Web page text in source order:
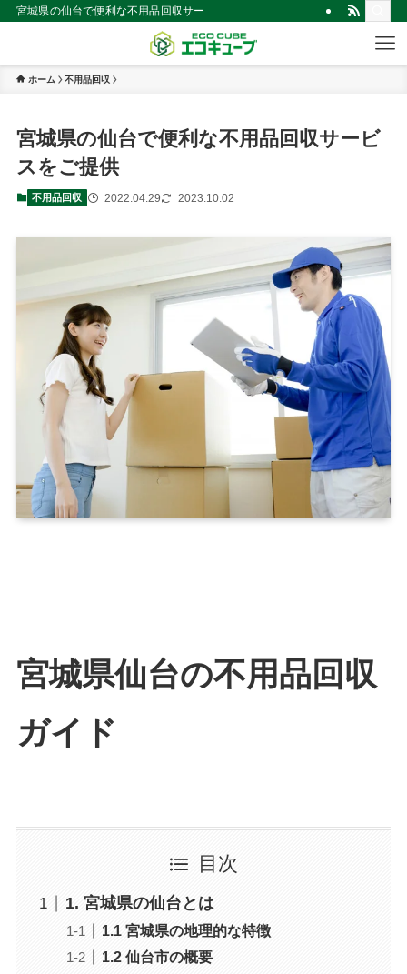
宮城県の仙台で便利な不用品回収サービスをご提供 | 仙台市の不用品買取・
ホーム 不用品回収
宮城県の仙台で便利な不用品回収サービ
スをご提供
不用品回収 2022.04.29 2023.10.02
宮城県仙台の不用品回収
ガイド
目次
1. 宮城県の仙台とは
1.1 宮城県の地理的な特徴
1.2 仙台市の概要